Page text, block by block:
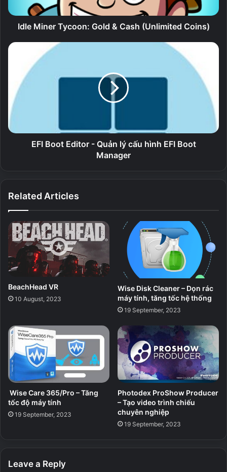
Idle Miner Tycoon: Gold & Cash (Unlimited Coins)
EFI Boot Editor - Quản lý cấu hình EFI Boot
Manager
Related Articles
BeachHead VR
10 August, 2023
Wise Disk Cleaner – Dọn rác
máy tính, tăng tốc hệ thống
19 September, 2023
Wise Care 365/Pro – Tăng
tốc độ máy tính
19 September, 2023
Photodex ProShow Producer
– Tạo video trình chiếu
chuyên nghiệp
19 September, 2023
Leave a Reply